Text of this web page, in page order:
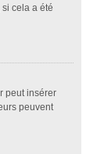
cela a été
peut insérer
peuvent